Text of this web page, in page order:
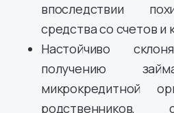
впоследствии
средства со счетов и
Настойчиво
получению
микрокредитной